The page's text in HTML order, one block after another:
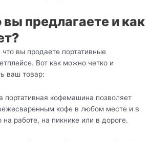
предлагаете и как
вы продаете портативные
Вот как можно четко и
ваш товар:
портативная кофемашина позволяет
кофе в любом месте и в
работе, на пикнике или в дороге.